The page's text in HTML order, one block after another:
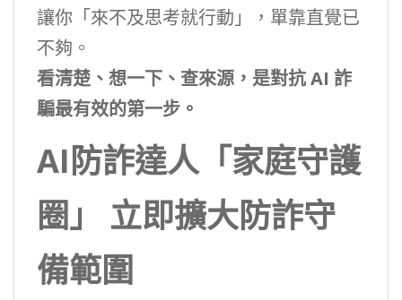
讓你「來不及思考就行動」，單靠直覺已
不夠。
看清楚、想一下、查來源，是對抗 AI 詐
騙最有效的第一步。
AI防詐達人「家庭守護
圈」 立即擴大防詐守
備範圍